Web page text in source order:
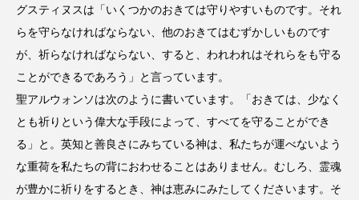
グスティヌスは「いくつかのおきては守りやすいものです。それ
らを守らなければならない、他のおきてはむずかしいものです
が、祈らなければならない、すると、われわれはそれらをも守る
ことができるであろう」と言っています。
聖アルウォンソは次のように書いています。「おきては、少なく
とも祈りという偉大な手段によって、すべてを守ることができ
る」と。英知と善良さにみちている神は、私たちが運べないよう
な重荷を私たちの背におわせることはありません。むしろ、霊魂
が豊かに祈りをするとき、神は恵みにみたしてくださいます。そ